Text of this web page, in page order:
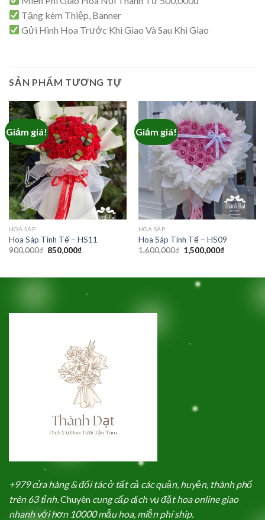
Tặng kèm Thiệp, Banner
Gửi Hình Hoa Trước Khi Giao Và Sau Khi Giao
SẢN PHẨM TƯƠNG TỰ
Giảm giá!
HOA SÁP
Hoa Sáp Tinh Tế – HS11
900,000₫ Giá
850,000₫Giá
850,000₫.
Giảm giá!
HOA SÁP
Hoa Sáp Tinh Tế – HS09
1,600,000₫ Giá
gốc
1,500,000₫Giá
+979 cửa hàng & đối tác ở tất cả các quận, huyện, thành phố
trên 63 tỉnh. Chuyên cung cấp dịch vụ đặt hoa online giao
nhanh với hơn 10000 mẫu hoa, miễn phí ship.